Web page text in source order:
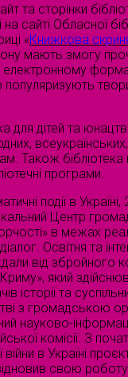
та сторінки
на сайті Обласної
«Книжкова
мають змогу
електронному
популяризують
для дітей та
Також
програми.
події в Україні,
Центр
в межах
Освітня та
від збройного
Криму», який
історії та
з громадською
науково-
комісії. З
в Україні
свою